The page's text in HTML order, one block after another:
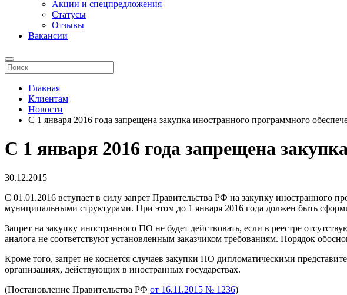
Акции и спецпредложения
Статусы
Отзывы
Вакансии
Главная
Клиентам
Новости
С 1 января 2016 года запрещена закупка иностранного программного
С 1 января 2016 года запрещена
30.12.2015
С 01.01.2016 вступает в силу запрет Правительства РФ на закупку иностранного
муниципальными структурами. При этом до 1 января 2016 года должен быть
Запрет на закупку иностранного ПО не будет действовать, если в реестре
аналога не соответствуют установленным заказчиком требованиям. Порядок
Кроме того, запрет не коснется случаев закупки ПО дипломатическими
организациях, действующих в иностранных государствах.
(Постановление Правительства РФ от 16.11.2015 № 1236)